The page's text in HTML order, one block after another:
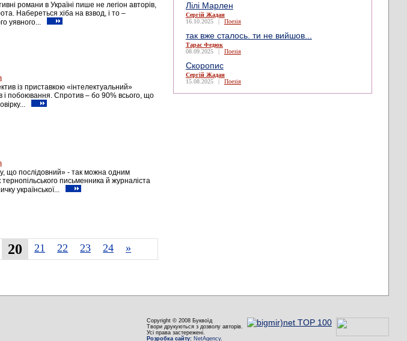
романи в Україні пише не легіон авторів,
Набереться хіба на взвод, і то –
уявного...
із приставкою «інтелектуальний»
і побоювання. Спротив – бо 90% всього, що
що послідовний» - так можна одним
письменника й журналіста
української...
20 21 22 23 24 »
Лілі Марлен
Сергій Жадан
16.10.2025
| Поезія
так вже сталось. ти не вийшов...
Тарас Федюк
08.09.2025
| Поезія
Скоропис
Сергій Жадан
15.08.2025
| Поезія
Copyright © 2008 Буквоїд
Твори друкуються з дозволу авторів.
Усі права застережені.
Розробка сайту: NetAgency.